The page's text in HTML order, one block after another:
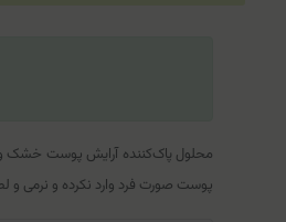
محلول پاک‌کننده آرایش پوست خشک
پوست صورت فرد وارد نکرده و نرمی و